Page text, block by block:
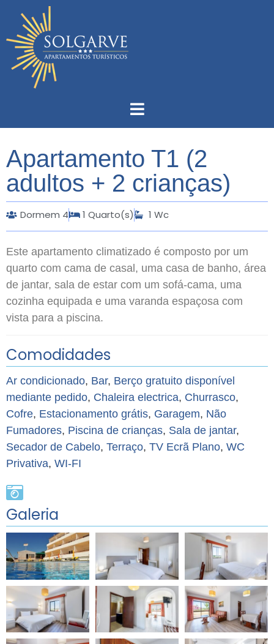
Apartamento T1 (2
adultos + 2 crianças)
Dormem 4 1 Quarto(s) 1 Wc
Este apartamento climatizado é composto por um
quarto com cama de casal, uma casa de banho, área
de jantar, sala de estar com um sofá-cama, uma
cozinha equipada e uma varanda espaçosa com
vista para a piscina.
Montanha, Terraço, Televisão de Ecrã Plano, Ar
Condicionado, Área de Estar, Roupeiro, Banheira,
WC, Casa de Banho, Bidé, Frigorífico, Micro-ondas,
Cozinha, Área de Refeições, Utensílios de Cozinha,
Forno, Placa de fogão, Torradeira.
crianças até aos 12 anos
Comodidades
Ar condicionado, Bar, Berço gratuito disponível
mediante pedido, Chaleira electrica, Churrasco,
Cofre, Estacionamento grátis, Garagem, Não
Fumadores, Piscina de crianças, Sala de jantar,
Secador de Cabelo, Terraço, TV Ecrã Plano, WC
Privativa, WI-FI
Galeria